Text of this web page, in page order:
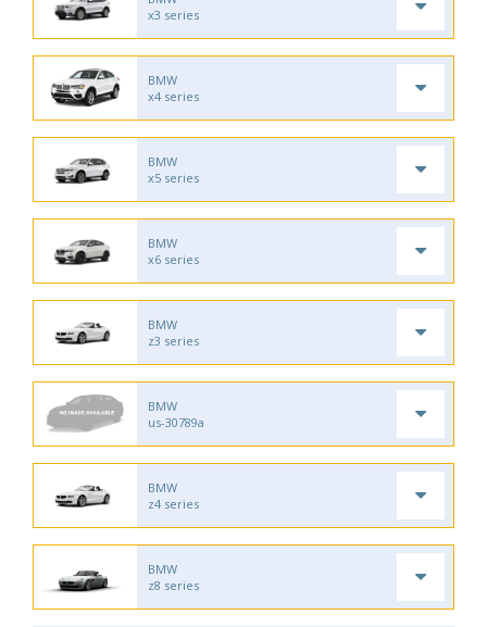
x3 series
BMW
x4 series
BMW
x5 series
BMW
x6 series
BMW
z3 series
BMW
us-30789a
BMW
z4 series
BMW
z8 series